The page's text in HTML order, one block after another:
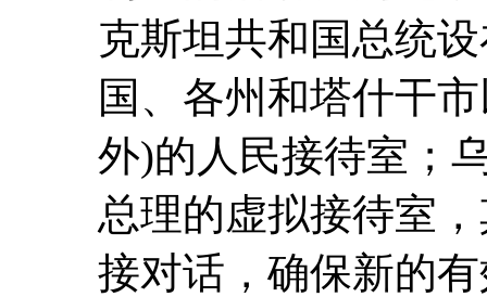
克斯坦共和国总统
国、各州和塔什干
外)的人民接待室；
总理的虚拟接待室
接对话，确保新的